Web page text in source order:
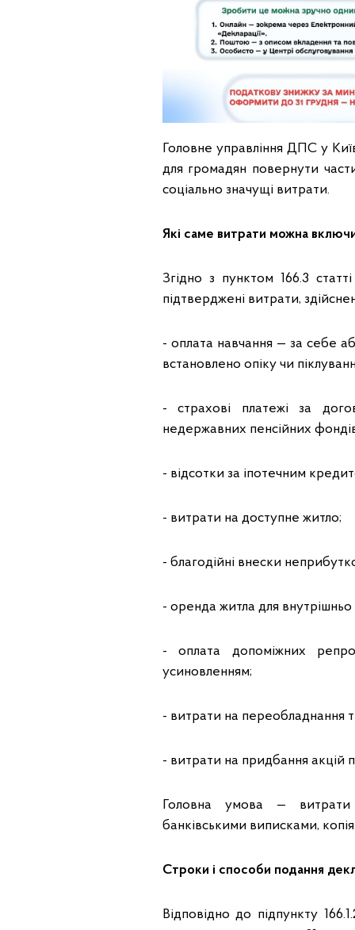
Головне управління ДПС у
для громадян повернути
соціально значущі витрати.
Які саме витрати можна
Згідно з пунктом 166.3
підтверджені витрати,
- оплата навчання — за себе
встановлено опіку чи
- страхові платежі за
недержавних пенсійних
- відсотки за іпотечним
- витрати на доступне житло;
- благодійні внески
- оренда житла для
- оплата допоміжних
усиновленням;
- витрати на переобладнання
- витрати на придбання акцій
Головна умова — витрати
банківськими виписками,
Строки і способи подання
Відповідно до підпункту